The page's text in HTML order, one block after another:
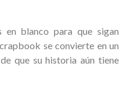
en blanco para que sigan
se convierte en un
que su historia aún tiene